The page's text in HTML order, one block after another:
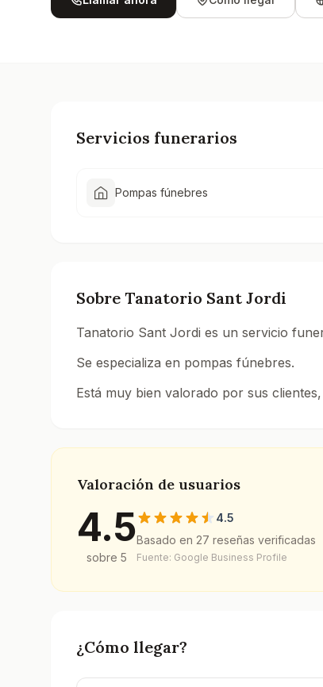
Servicios funerarios
Pompas fúnebres
Sobre Tanatorio Sant Jordi
Tanatorio Sant Jordi es un servicio
Se especializa en pompas fúnebres.
Está muy bien valorado por sus
Valoración de usuarios
4.5
sobre 5
4.5
Basado en 27 reseñas verificadas
Fuente: Google Business Profile
¿Cómo llegar?